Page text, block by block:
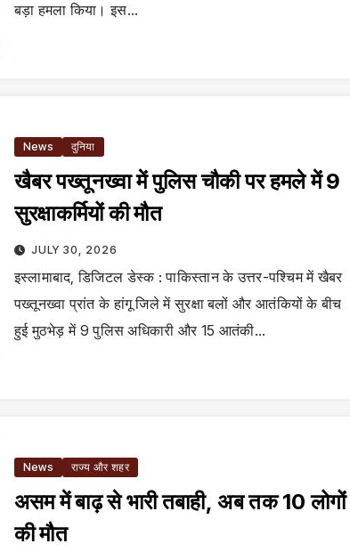
बड़ा हमला किया। इस…
News दुनिया
खैबर पख्तूनख्वा में पुलिस चौकी पर हमले में 9
सुरक्षाकर्मियों की मौत
JULY 30, 2026
इस्लामाबाद, डिजिटल डेस्क : पाकिस्तान के उत्तर-पश्चिम में खैबर
पख्तूनख्वा प्रांत के हांगू जिले में सुरक्षा बलों और आतंकियों के बीच
हुई मुठभेड़ में 9 पुलिस अधिकारी और 15 आतंकी…
News राज्य और शहर
असम में बाढ़ से भारी तबाही, अब तक 10 लोगों
की मौत